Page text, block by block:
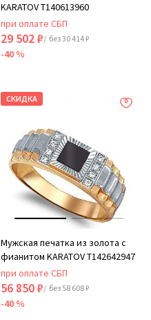
KARATOV Т140613960
при оплате СБП
29 502 ₽/ без 30 414 ₽
-40 %
СКИДКА
Мужская печатка из золота с
фианитом KARATOV Т142642947
при оплате СБП
56 850 ₽/ без 58 608 ₽
-40 %